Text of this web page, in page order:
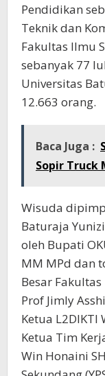
Pendidikan
Teknik dan
Fakultas Ilmu
sebanyak 77
Universitas
12.663 orang.
Baca Juga :
Sopir Truck
Wisuda
Baturaja
oleh Bupati
MM MPd dan
Besar
Prof Jimly
Ketua
Ketua Tim
Win Honaini